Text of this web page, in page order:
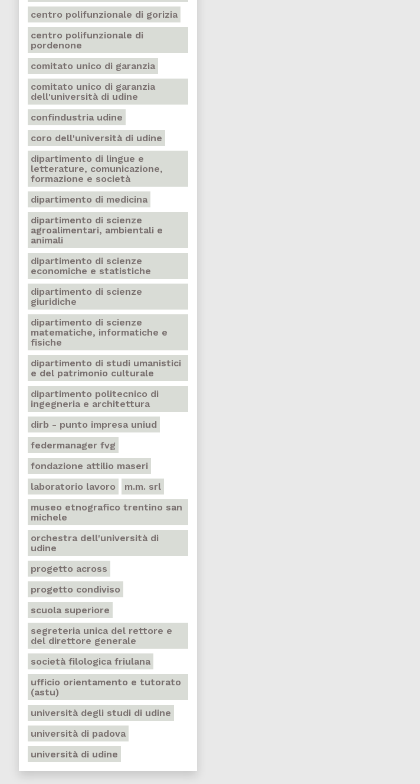
centro polifunzionale di gorizia
centro polifunzionale di
pordenone
comitato unico di garanzia
comitato unico di garanzia
dell'università di udine
confindustria udine
coro dell'università di udine
dipartimento di lingue e
letterature, comunicazione,
formazione e società
dipartimento di medicina
dipartimento di scienze
agroalimentari, ambientali e
animali
dipartimento di scienze
economiche e statistiche
dipartimento di scienze
giuridiche
dipartimento di scienze
matematiche, informatiche e
fisiche
dipartimento di studi umanistici
e del patrimonio culturale
dipartimento politecnico di
ingegneria e architettura
dirb - punto impresa uniud
federmanager fvg
fondazione attilio maseri
laboratorio lavoro
m.m. srl
museo etnografico trentino san
michele
orchestra dell'università di
udine
progetto across
progetto condiviso
scuola superiore
segreteria unica del rettore e
del direttore generale
società filologica friulana
ufficio orientamento e tutorato
(astu)
università degli studi di udine
università di padova
università di udine